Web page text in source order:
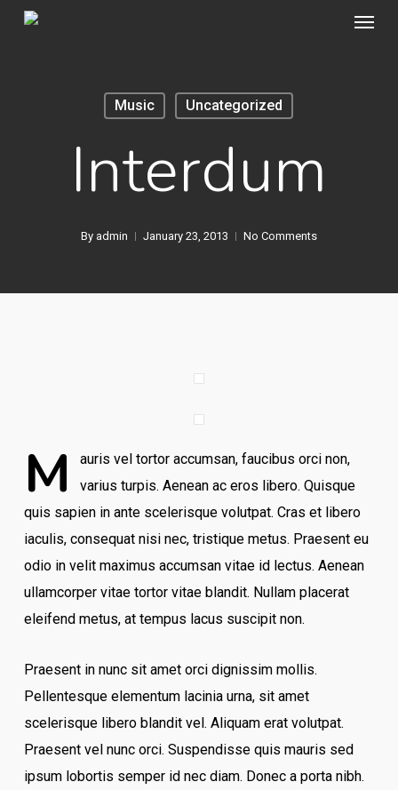
Skip
Music Uncategorized
Interdum
By admin January 23, 2013 No Comments
M
auris vel tortor accumsan, faucibus orci non,
varius turpis. Aenean ac eros libero. Quisque
quis sapien in ante scelerisque volutpat. Cras et libero
iaculis, consequat nisi nec, tristique metus. Praesent eu
odio in velit maximus accumsan vitae id lectus. Aenean
ullamcorper vitae tortor vitae blandit. Nullam placerat
eleifend metus, at tempus lacus suscipit non.
Praesent in nunc sit amet orci dignissim mollis.
Pellentesque elementum lacinia urna, sit amet
scelerisque libero blandit vel. Aliquam erat volutpat.
Praesent vel nunc orci. Suspendisse quis mauris sed
ipsum lobortis semper id nec diam. Donec a porta nibh.